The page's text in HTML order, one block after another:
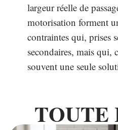
largeur réelle de
motorisation forment
contraintes qui, prises
secondaires, mais qui,
souvent une seule
TOUTE